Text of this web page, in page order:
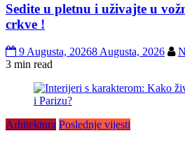
Sedite u pletnu i uživajte u
crkve !
9 Augusta, 20268 Augusta, 2026
3 min read
Arhitektura Poslednje vijesti